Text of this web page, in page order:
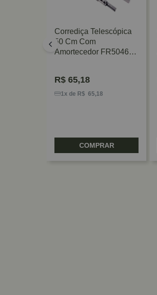
Corrediça Telescópica
50 Cm Com
Amortecedor FR5046
R$ 65,18
1x de R$ 65,18
COMPRAR